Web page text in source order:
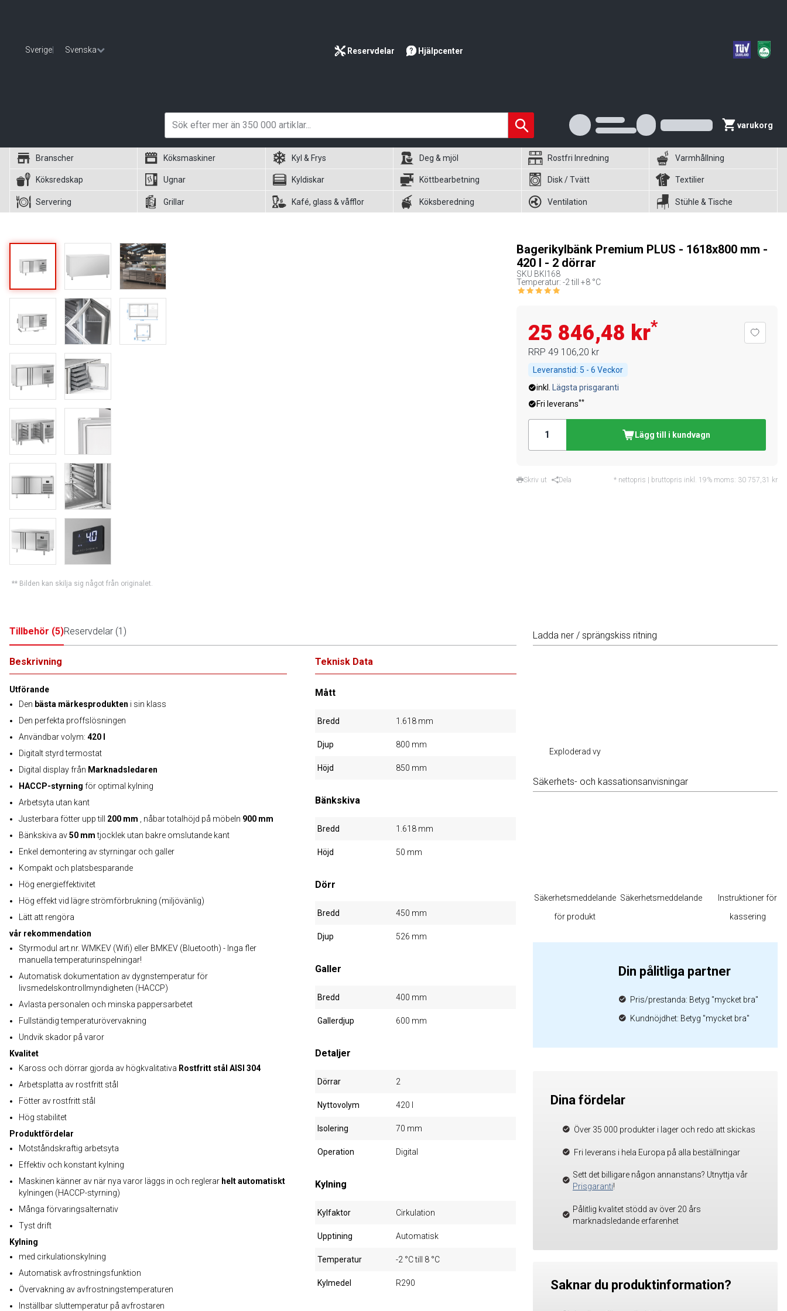
Sverige Svenska Reservdelar Hjälpcenter
varukorg
Branscher Köksmaskiner Kyl & Frys Deg & mjöl Rostfri Inredning Varmhållning
Köksredskap Ugnar Kyldiskar Köttbearbetning Disk / Tvätt Textilier
Servering Grillar Kafé, glass & våfflor Köksberedning Ventilation Stühle & Tische
** Bilden kan skilja sig något från originalet.
Bagerikylbänk Premium PLUS - 1618x800 mm -
420 l - 2 dörrar
SKU BKI168
Temperatur: -2 till +8 °C
25 846,48 kr*
RRP 49 106,20 kr
Leveranstid: 5 - 6 Veckor
inkl.
Lägsta prisgaranti
Fri leverans**
Lägg till i kundvagn
Skriv ut Dela * nettopris | bruttopris inkl. 19% moms: 30 757,31 kr
Tillbehör (5)Reservdelar (1 )
Beskrivning
Utförande
Den bästa märkesprodukten i sin klass
Den perfekta proffslösningen
Användbar volym: 420 l
Digitalt styrd termostat
Digital display från Marknadsledaren
HACCP-styrning för optimal kylning
Arbetsyta utan kant
Justerbara fötter upp till 200 mm , nåbar totalhöjd på möbeln 900 mm
Bänkskiva av50 mmtjocklek utan bakre omslutande kant
Enkel demontering av styrningar och galler
Kompakt och platsbesparande
Hög energieffektivitet
Hög effekt vid lägre strömförbrukning (miljövänlig)
Lätt att rengöra
vår rekommendation
Styrmodul art.nr. WMKEV (Wifi) eller BMKEV (Bluetooth) - Inga fler
manuella temperaturinspelningar!
Automatisk dokumentation av dygnstemperatur för
livsmedelskontrollmyndigheten (HACCP)
Avlasta personalen och minska pappersarbetet
Fullständig temperaturövervakning
Undvik skador på varor
Kvalitet
Kaross och dörrar gjorda av högkvalitativa Rostfritt stål AISI 304
Arbetsplatta av rostfritt stål
Fötter av rostfritt stål
Hög stabilitet
Produktfördelar
Motståndskraftig arbetsyta
Effektiv och konstant kylning
Maskinen känner av när nya varor läggs in och reglerar helt automatiskt
kylningen (HACCP-styrning)
Många förvaringsalternativ
Tyst drift
Kylning
med cirkulationskylning
Automatisk avfrostningsfunktion
Övervakning av avfrostningstemperaturen
Inställbar sluttemperatur på avfrostaren
Teknisk Data
Mått
Bredd 1.618 mm
Djup 800 mm
Höjd 850 mm
Bänkskiva
Bredd 1.618 mm
Höjd 50 mm
Dörr
Bredd 450 mm
Djup 526 mm
Galler
Bredd 400 mm
Gallerdjup 600 mm
Detaljer
Dörrar 2
Nyttovolym 420 l
Isolering 70 mm
Operation Digital
Kylning
Kylfaktor Cirkulation
Upptining Automatisk
Temperatur -2 °C till 8 °C
Kylmedel R290
Ladda ner / sprängskiss ritning
Exploderad vy
Säkerhets- och kassationsanvisningar
Säkerhetsmeddelande
för produkt
Säkerhetsmeddelande
Instruktioner för
kassering
Din pålitliga partner
Pris/prestanda: Betyg "mycket bra"
Kundnöjdhet: Betyg "mycket bra"
Dina fördelar
Över 35 000 produkter i lager och redo att skickas
Fri leverans i hela Europa på alla beställningar
Sett det billigare någon annanstans? Utnyttja vår
Prisgaranti!
Pålitlig kvalitet stödd av över 20 års
marknadsledande erfarenhet
Saknar du produktinformation?